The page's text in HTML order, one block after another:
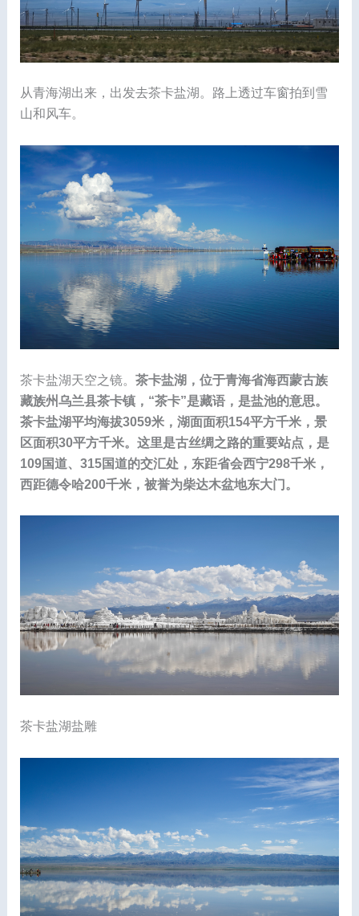
从青海湖出来，出发去茶卡盐湖。路上透过车窗拍到雪
山和风车。
茶卡盐湖天空之镜。 茶卡盐湖，位于青海省海西蒙古族
藏族州乌兰县茶卡镇，“茶卡”是藏语，是盐池的意思。
茶卡盐湖平均海拔3059米，湖面面积154平方千米，景
区面积30平方千米。这里是古丝绸之路的重要站点，是
109国道、315国道的交汇处，东距省会西宁298千米，
西距德令哈200千米，被誉为柴达木盆地东大门。
茶卡盐湖盐雕